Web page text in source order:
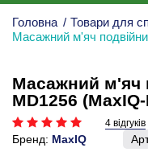
Головна / Товари для
Масажний м'яч
Масажний м'яч
MD1256
4 відгуків
Бренд: MaxIQ